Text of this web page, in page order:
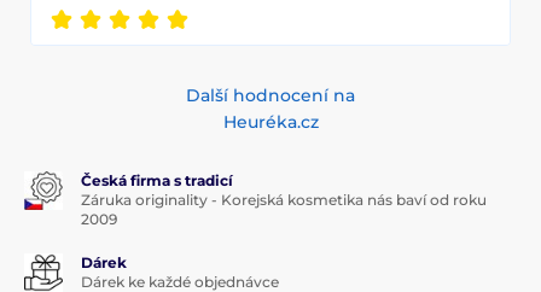
Další hodnocení na
Heuréka.cz
Česká firma s tradicí
Záruka originality - Korejská kosmetika nás baví od roku
2009
Dárek
Dárek ke každé objednávce